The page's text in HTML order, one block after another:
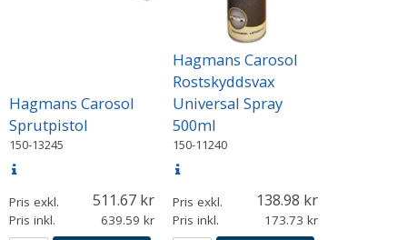
Hagmans Carosol
Sprutpistol
150-13245
Pris exkl. 511.67
Pris inkl. 639.59
Hagmans Carosol
Rostskyddsvax
Universal Spray
500ml
150-11240
Pris exkl. 138.98
Pris inkl. 173.73